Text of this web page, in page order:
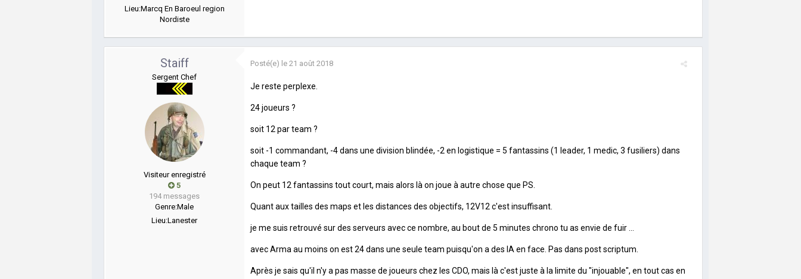
Lieu:Marcq En Baroeul region
Nordiste
Staiff
Sergent Chef
Visiteur enregistré
5
194 messages
Genre:Male
Lieu:Lanester
Posté(e) le 21 août 2018
Je reste perplexe.
24 joueurs ?
soit 12 par team ?
soit -1 commandant, -4 dans une division blindée, -2 en logistique = 5 fantassins (1 leader, 1 medic, 3 fusiliers) dans
chaque team ?
On peut 12 fantassins tout court, mais alors là on joue à autre chose que PS.
Quant aux tailles des maps et les distances des objectifs, 12V12 c'est insuffisant.
je me suis retrouvé sur des serveurs avec ce nombre, au bout de 5 minutes chrono tu as envie de fuir ...
avec Arma au moins on est 24 dans une seule team puisqu'on a des IA en face. Pas dans post scriptum.
Après je sais qu'il n'y a pas masse de joueurs chez les CDO, mais là c'est juste à la limite du "injouable", en tout cas en